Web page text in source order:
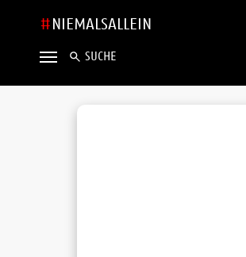
NIEMALSALLEIN
SUCHE